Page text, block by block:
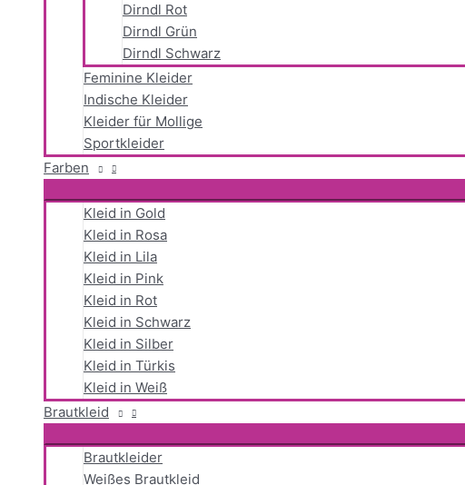
Dirndl Rot
Dirndl Grün
Dirndl Schwarz
Feminine Kleider
Indische Kleider
Kleider für Mollige
Sportkleider
Farben
Kleid in Gold
Kleid in Rosa
Kleid in Lila
Kleid in Pink
Kleid in Rot
Kleid in Schwarz
Kleid in Silber
Kleid in Türkis
Kleid in Weiß
Brautkleid
Brautkleider
Weißes Brautkleid